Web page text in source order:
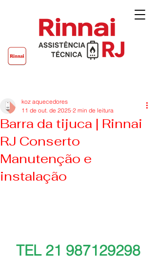
Barra da tijuca | Rinnai
RJ Conserto
Manutenção e
instalação
koz aquecedores
11 de out. de 2025 2 min de leitura
TEL 21 987129298